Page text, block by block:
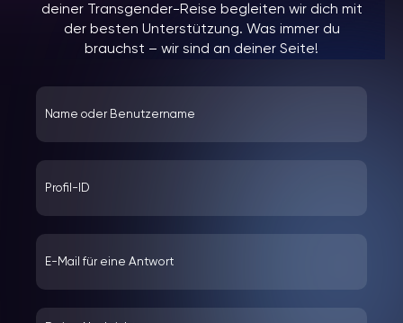
deiner Transgender-Reise begleiten wir dich mit
der besten Unterstützung. Was immer du
brauchst – wir sind an deiner Seite!